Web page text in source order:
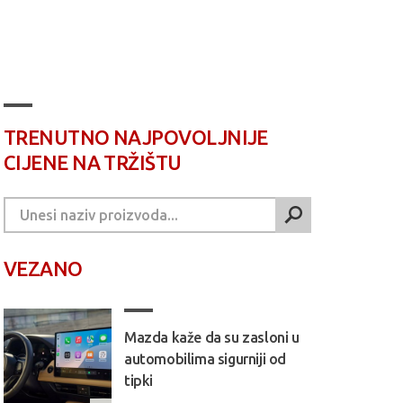
TRENUTNO NAJPOVOLJNIJE
CIJENE NA TRŽIŠTU
VEZANO
Mazda kaže da su zasloni u
automobilima sigurniji od
tipki